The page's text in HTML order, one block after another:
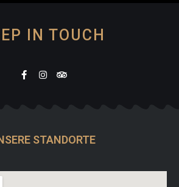
IN TOUCH
STANDORTE